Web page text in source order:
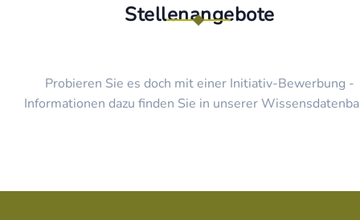
Stellenangebote
Probieren Sie es doch mit einer Initiativ-Bewerbung -
Informationen dazu finden Sie in unserer